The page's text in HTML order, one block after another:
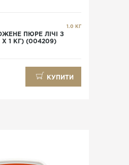
1.0 КГ
ПЮРЕ ЛІЧІ З
Х 1 КГ) (004209)
КУПИТИ